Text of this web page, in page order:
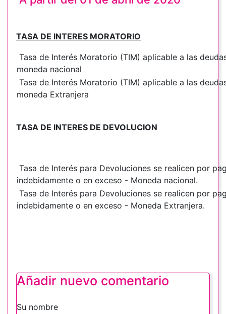
TASA DE INTERES MORATORIO
Tasa de Interés Moratorio (TIM) aplicable a las
moneda nacional
Tasa de Interés Moratorio (TIM) aplicable a las
moneda Extranjera
TASA DE INTERES DE DEVOLUCION
Tasa de Interés para Devoluciones se realicen por
indebidamente o en exceso - Moneda nacional.
Tasa de Interés para Devoluciones se realicen por
indebidamente o en exceso - Moneda Extranjera.
Añadir nuevo comentario
Su nombre